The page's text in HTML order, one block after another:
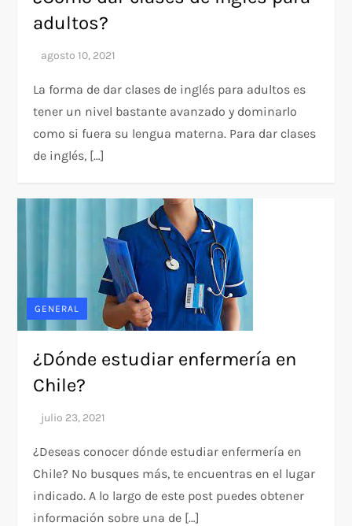
adultos?
La forma de dar clases de inglés para adultos es
tener un nivel bastante avanzado y dominarlo
como si fuera su lengua materna. Para dar clases
de inglés, […]
GENERAL
¿Dónde estudiar enfermería en
Chile?
¿Deseas conocer dónde estudiar enfermería en
Chile? No busques más, te encuentras en el lugar
indicado. A lo largo de este post puedes obtener
información sobre una de […]